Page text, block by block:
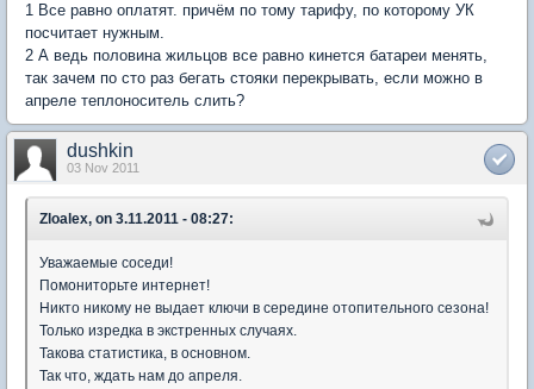
1 Все равно оплатят. причём по тому тарифу, по которому УК
посчитает нужным.
2 А ведь половина жильцов все равно кинется батареи менять,
так зачем по сто раз бегать стояки перекрывать, если можно в
апреле теплоноситель слить?
dushkin
03 Nov 2011
Zloalex, on 3.11.2011 - 08:27:
Уважаемые соседи!
Помониторьте интернет!
Никто никому не выдает ключи в середине отопительного сезона!
Только изредка в экстренных случаях.
Такова статистика, в основном.
Так что, ждать нам до апреля.